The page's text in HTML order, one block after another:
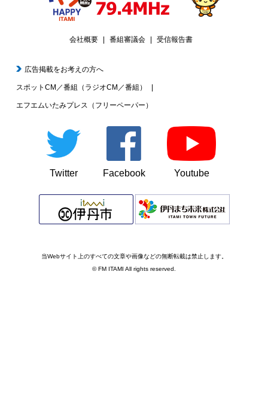
会社概要 番組審議会 受信報告書
広告掲載をお考えの方へ
スポットCM／番組（ラジオCM／番組）
エフエムいたみプレス（フリーペーパー）
Twitter Facebook Youtube
当Webサイト上のすべての文章や画像などの無断転載は禁止します。
© FM ITAMI All rights reserved.